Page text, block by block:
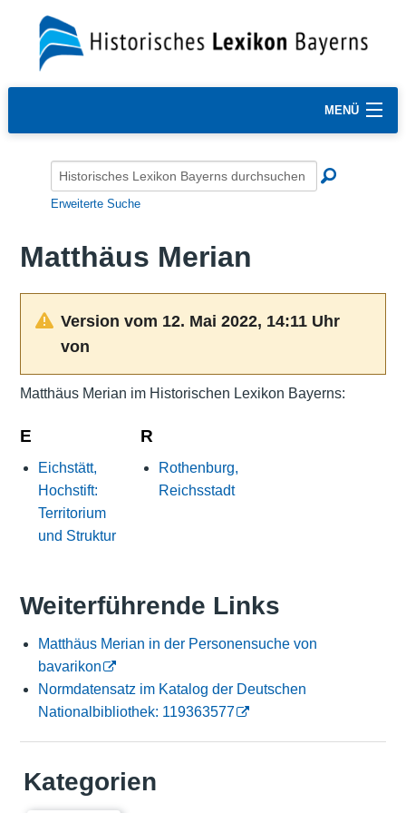
MENÜ
Erweiterte Suche
Matthäus Merian
Version vom 12. Mai 2022, 14:11 Uhr
von
Matthäus Merian im Historischen Lexikon Bayerns:
E
Eichstätt,
Hochstift:
Territorium
und Struktur
R
Rothenburg,
Reichsstadt
Weiterführende Links
Matthäus Merian in der Personensuche von
bavarikon
Normdatensatz im Katalog der Deutschen
Nationalbibliothek: 119363577
Kategorien